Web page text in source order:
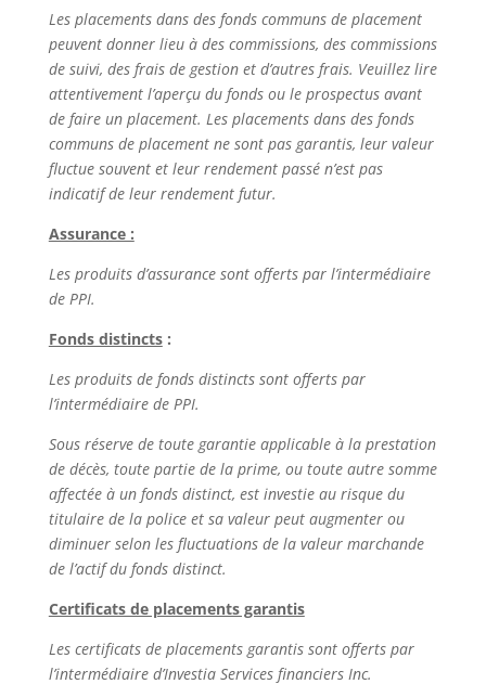
Les placements dans des fonds communs de placement
peuvent donner lieu à des commissions, des commissions
de suivi, des frais de gestion et d’autres frais. Veuillez lire
attentivement l’aperçu du fonds ou le prospectus avant
de faire un placement. Les placements dans des fonds
communs de placement ne sont pas garantis, leur valeur
fluctue souvent et leur rendement passé n’est pas
indicatif de leur rendement futur.
Assurance :
Les produits d’assurance sont offerts par l’intermédiaire
de PPI.
Fonds distincts :
Les produits de fonds distincts sont offerts par
l’intermédiaire de PPI.
Sous réserve de toute garantie applicable à la prestation
de décès, toute partie de la prime, ou toute autre somme
affectée à un fonds distinct, est investie au risque du
titulaire de la police et sa valeur peut augmenter ou
diminuer selon les fluctuations de la valeur marchande
de l’actif du fonds distinct.
Certificats de placements garantis
Les certificats de placements garantis sont offerts par
l’intermédiaire d’Investia Services financiers Inc.